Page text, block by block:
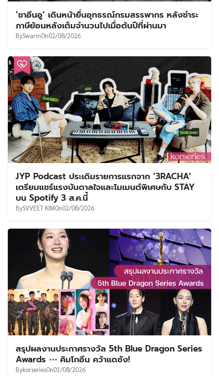
‘ชาอึนอู’ เดินหน้ายื่นอุทธรณ์กรมสรรพากร หลังชำระ
ภาษีย้อนหลังเต็มจำนวนไปเมื่อต้นปีที่ผ่านมา
BySwarmOn02/08/2026
JYP Podcast ประเดิมรายการแรกจาก ‘3RACHA’
เตรียมแชร์แรงบันดาลใจและโมเมนต์พิเศษกับ STAY
บน Spotify 3 ส.ค.นี้
BySVVEET KIMOn02/08/2026
สรุปผลงานประกาศรางวัล 5th Blue Dragon Series
Awards ⋯ คิมโกอึน คว้าแดซัง!
BykorseriesOn01/08/2026